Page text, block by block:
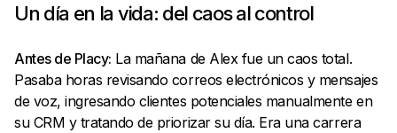
Un día en la vida: del caos al control
Antes de Placy: La mañana de Alex fue un caos total.
Pasaba horas revisando correos electrónicos y mensajes
de voz, ingresando clientes potenciales manualmente en
su CRM y tratando de priorizar su día. Era una carrera